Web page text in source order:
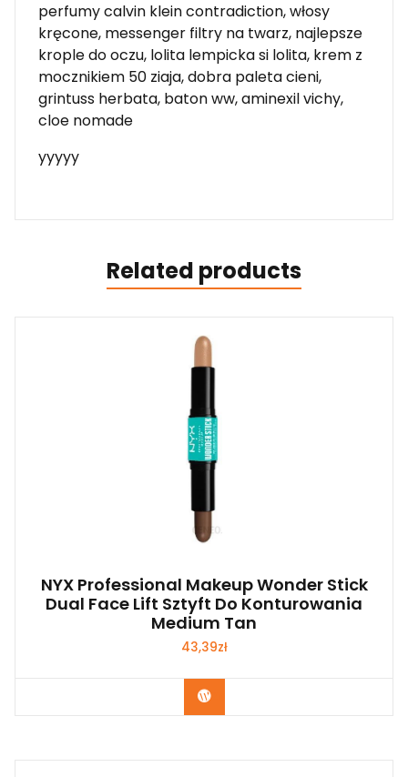
perfumy calvin klein contradiction, włosy
kręcone, messenger filtry na twarz, najlepsze
krople do oczu, lolita lempicka si lolita, krem z
mocznikiem 50 ziaja, dobra paleta cieni,
grintuss herbata, baton ww, aminexil vichy,
cloe nomade
yyyyy
Related products
NYX Professional Makeup Wonder Stick
Dual Face Lift Sztyft Do Konturowania
Medium Tan
43,39zł
Zobacz